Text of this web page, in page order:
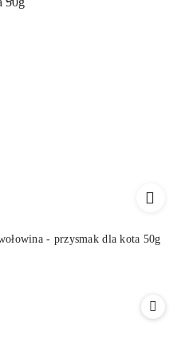
- przysmak dla kota 50g